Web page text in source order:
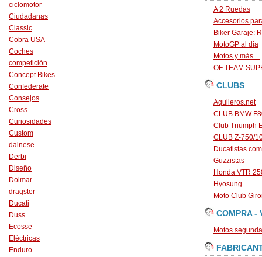
ciclomotor
Ciudadanas
Classic
Cobra USA
Coches
competición
Concept Bikes
Confederate
Consejos
Cross
Curiosidades
Custom
dainese
Derbi
Diseño
Dolmar
dragster
Ducati
Duss
Ecosse
Eléctricas
Enduro
A 2 Ruedas
Accesorios
Biker Garaje:
MotoGP al dia
Motos y más…
OF TEAM
CLUBS
Aquileros.net
CLUB BMW
Club Triumph
CLUB Z-750/
Ducatistas.com
Guzzistas
Honda VTR
Hyosung
Moto Club
COMPRA -
Motos